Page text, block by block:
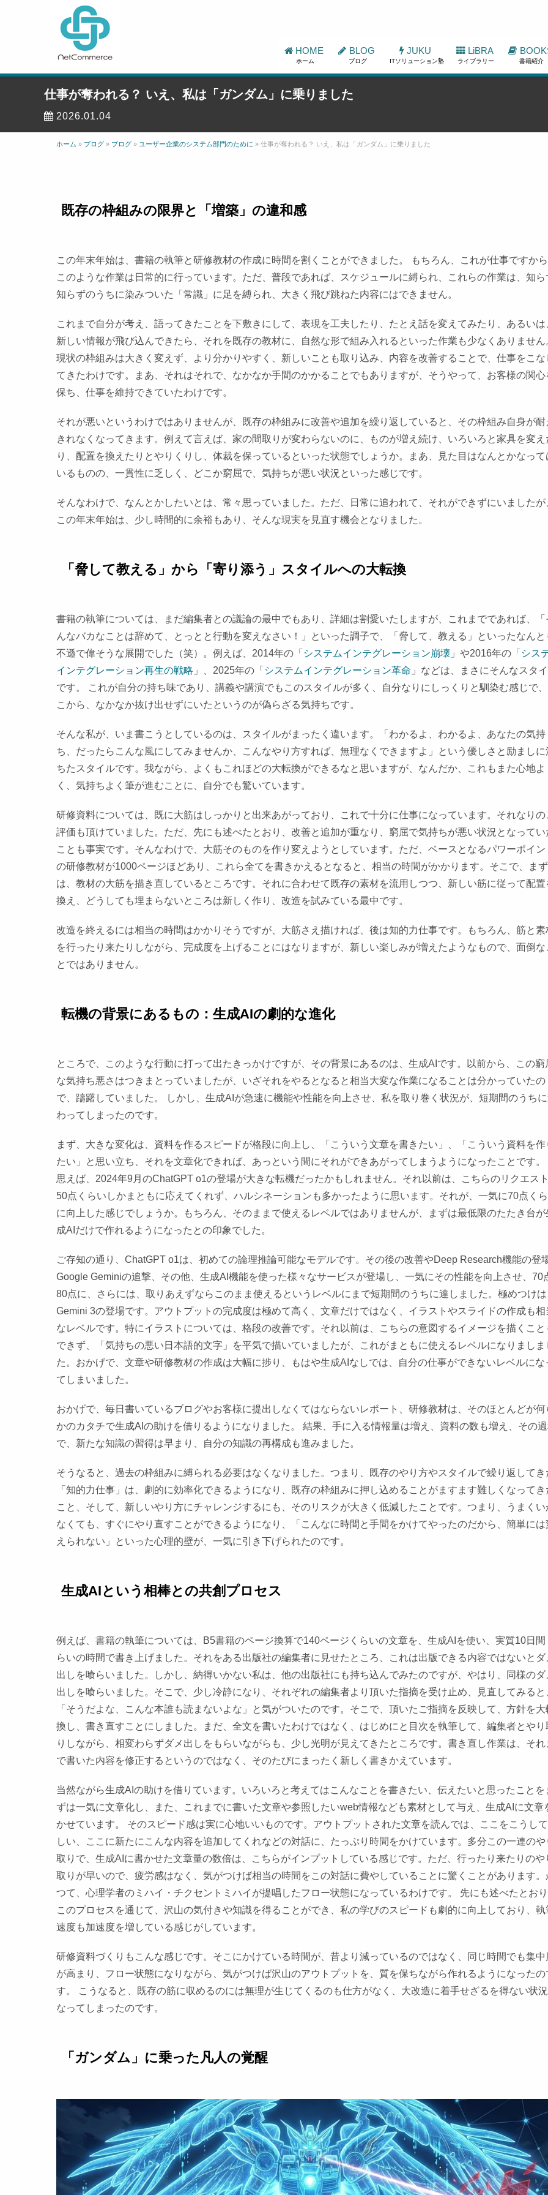
HOME
ホーム
BLOG
ブログ
JUKU
ITソリューション塾
LiBRA
ライブラリー 書籍紹介
仕事が奪われる？ いえ、私は「ガンダム」に乗りました
2026.01.04
ホーム » ブログ » ブログ » ユーザー企業のシステム部門のために » 仕事が奪われる？ いえ、私は「ガンダム」に乗りました
既存の枠組みの限界と「増築」の違和感
この年末年始は、書籍の執筆と研修教材の作成に時間を割くことができました。 もちろん、これが仕事ですから
このような作業は日常的に行っています。ただ、普段であれば、スケジュールに縛られ、これらの作業は、知ら
知らずのうちに染みついた「常識」に足を縛られ、大きく飛び跳ねた内容にはできません。
これまで自分が考え、語ってきたことを下敷きにして、表現を工夫したり、たとえ話を変えてみたり、あるいは
新しい情報が飛び込んできたら、それを既存の教材に、自然な形で組み入れるといった作業も少なくありません
現状の枠組みは大きく変えず、より分かりやすく、新しいことも取り込み、内容を改善することで、仕事をこな
てきたわけです。まあ、それはそれで、なかなか手間のかかることでもありますが、そうやって、お客様の関心
保ち、仕事を維持できていたわけです。
それが悪いというわけではありませんが、既存の枠組みに改善や追加を繰り返していると、その枠組み自身が耐
きれなくなってきます。例えて言えば、家の間取りが変わらないのに、ものが増え続け、いろいろと家具を変え
り、配置を換えたりとやりくりし、体裁を保っているといった状態でしょうか。まあ、見た目はなんとかなって
いるものの、一貫性に乏しく、どこか窮屈で、気持ちが悪い状況といった感じです。
そんなわけで、なんとかしたいとは、常々思っていました。ただ、日常に追われて、それができずにいましたが
この年末年始は、少し時間的に余裕もあり、そんな現実を見直す機会となりました。
「脅して教える」から「寄り添う」スタイルへの大転換
書籍の執筆については、まだ編集者との議論の最中でもあり、詳細は割愛いたしますが、これまでであれば、「
んなバカなことは辞めて、とっとと行動を変えなさい！」といった調子で、「脅して、教える」といったなんと
不遜で偉そうな展開でした（笑）。例えば、2014年の「 システムインテグレーション崩壊 」や2016年の「 シス
インテグレーション再生の戦略 」、2025年の「 システムインテグレーション革命 」などは、まさにそんなスタ
です。 これが自分の持ち味であり、講義や講演でもこのスタイルが多く、自分なりにしっくりと馴染む感じで、
こから、なかなか抜け出せずにいたというのが偽らざる気持ちです。
そんな私が、いま書こうとしているのは、スタイルがまったく違います。「わかるよ、わかるよ、あなたの気持
ち、だったらこんな風にしてみませんか、こんなやり方すれば、無理なくできますよ」という優しさと励ましに
ちたスタイルです。我ながら、よくもこれほどの大転換ができるなと思いますが、なんだか、これもまた心地よ
く、気持ちよく筆が進むことに、自分でも驚いています。
研修資料については、既に大筋はしっかりと出来あがっており、これで十分に仕事になっています。それなりの
評価も頂けていました。ただ、先にも述べたとおり、改善と追加が重なり、窮屈で気持ちが悪い状況となってい
ことも事実です。そんなわけで、大筋そのものを作り変えようとしています。ただ、ベースとなるパワーポイン
の研修教材が1000ページほどあり、これら全てを書きかえるとなると、相当の時間がかかります。そこで、まず
は、教材の大筋を描き直しているところです。それに合わせて既存の素材を流用しつつ、新しい筋に従って配置
換え、どうしても埋まらないところは新しく作り、改造を試みている最中です。
改造を終えるには相当の時間はかかりそうですが、大筋さえ描ければ、後は知的力仕事です。もちろん、筋と素
を行ったり来たりしながら、完成度を上げることにはなりますが、新しい楽しみが増えたようなもので、面倒な
とではありません。
転機の背景にあるもの：生成AIの劇的な進化
ところで、このような行動に打って出たきっかけですが、その背景にあるのは、生成AIです。以前から、この窮
な気持ち悪さはつきまとっていましたが、いざそれをやるとなると相当大変な作業になることは分かっていたの
で、躊躇していました。 しかし、生成AIが急速に機能や性能を向上させ、私を取り巻く状況が、短期間のうち
わってしまったのです。
まず、大きな変化は、資料を作るスピードが格段に向上し、「こういう文章を書きたい」、「こういう資料を作
たい」と思い立ち、それを文章化できれば、あっという間にそれができあがってしまうようになったことです。
思えば、2024年9月のChatGPT o1の登場が大きな転機だったかもしれません。それ以前は、こちらのリクエス
50点くらいしかまともに応えてくれず、ハルシネーションも多かったように思います。それが、一気に70点く
に向上した感じでしょうか。もちろん、そのままで使えるレベルではありませんが、まずは最低限のたたき台が
成AIだけで作れるようになったとの印象でした。
ご存知の通り、ChatGPT o1は、初めての論理推論可能なモデルです。その後の改善やDeep Research機能の登場
Google Geminiの追撃、その他、生成AI機能を使った様々なサービスが登場し、一気にその性能を向上させ、70
80点に、さらには、取りあえずならこのまま使えるというレベルにまで短期間のうちに達しました。極めつけは
Gemini 3の登場です。アウトプットの完成度は極めて高く、文章だけではなく、イラストやスライドの作成も相
なレベルです。特にイラストについては、格段の改善です。それ以前は、こちらの意図するイメージを描くこと
できず、「気持ちの悪い日本語的文字」を平気で描いていましたが、これがまともに使えるレベルになりましま
た。おかげで、文章や研修教材の作成は大幅に捗り、もはや生成AIなしでは、自分の仕事ができないレベルにな
てしまいました。
おかげで、毎日書いているブログやお客様に提出しなくてはならないレポート、研修教材は、そのほとんどが何
かのカタチで生成AIの助けを借りるようになりました。 結果、手に入る情報量は増え、資料の数も増え、その
で、新たな知識の習得は早まり、自分の知識の再構成も進みました。
そうなると、過去の枠組みに縛られる必要はなくなりました。つまり、既存のやり方やスタイルで繰り返してき
「知的力仕事」は、劇的に効率化できるようになり、既存の枠組みに押し込めることがますます難しくなってき
こと、そして、新しいやり方にチャレンジするにも、そのリスクが大きく低減したことです。つまり、うまくい
なくても、すぐにやり直すことができるようになり、「こんなに時間と手間をかけてやったのだから、簡単には
えられない」といった心理的壁が、一気に引き下げられたのです。
生成AIという相棒との共創プロセス
例えば、書籍の執筆については、B5書籍のページ換算で140ページくらいの文章を、生成AIを使い、実質10日間
らいの時間で書き上げました。それをある出版社の編集者に見せたところ、これは出版できる内容ではないとダ
出しを喰らいました。しかし、納得いかない私は、他の出版社にも持ち込んでみたのですが、やはり、同様のダ
出しを喰らいました。そこで、少し冷静になり、それぞれの編集者より頂いた指摘を受け止め、見直してみると
「そうだよな、こんな本誰も読まないよな」と気がついたのです。そこで、頂いたご指摘を反映して、方針を大
換し、書き直すことにしました。まだ、全文を書いたわけではなく、はじめにと目次を執筆して、編集者とやり
りしながら、相変わらずダメ出しをもらいながらも、少し光明が見えてきたところです。書き直し作業は、それ
で書いた内容を修正するというのではなく、そのたびにまったく新しく書きかえています。
当然ながら生成AIの助けを借りています。いろいろと考えてはこんなことを書きたい、伝えたいと思ったことを
ずは一気に文章化し、また、これまでに書いた文章や参照したいweb情報なども素材として与え、生成AIに文章
かせています。 そのスピード感は実に心地いいものです。アウトプットされた文章を読んでは、ここをこうし
しい、ここに新たにこんな内容を追加してくれなどの対話に、たっぷり時間をかけています。多分この一連のや
取りで、生成AIに書かせた文章量の数倍は、こちらがインプットしている感じです。ただ、行ったり来たりのや
取りが早いので、疲労感はなく、気がつけば相当の時間をこの対話に費やしていることに驚くことがあります。
つて、心理学者のミハイ・チクセントミハイが提唱したフロー状態になっているわけです。 先にも述べたとおり
このプロセスを通じて、沢山の気付きや知識を得ることができ、私の学びのスピードも劇的に向上しており、執
速度も加速度を増している感じがしています。
研修資料づくりもこんな感じです。そこにかけている時間が、昔より減っているのではなく、同じ時間でも集中
が高まり、フロー状態になりながら、気がつけば沢山のアウトプットを、質を保ちながら作れるようになったの
す。 こうなると、既存の筋に収めるのには無理が生じてくるのも仕方がなく、大改造に着手せざるを得ない状
なってしまったのです。
「ガンダム」に乗った凡人の覚醒